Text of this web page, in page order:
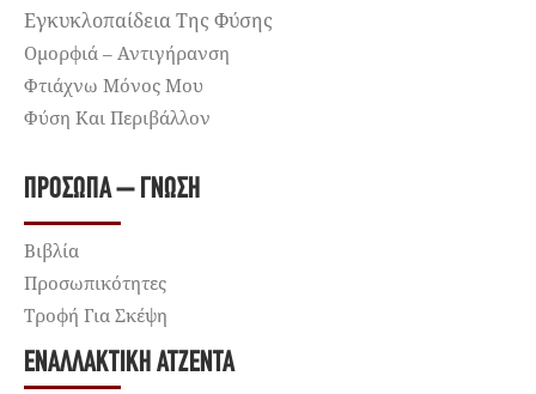
Εγκυκλοπαίδεια Της Φύσης
Ομορφιά – Αντιγήρανση
Φτιάχνω Μόνος Μου
Φύση Και Περιβάλλον
ΠΡΌΣΩΠΑ – ΓΝΏΣΗ
Βιβλία
Προσωπικότητες
Τροφή Για Σκέψη
ΕΝΑΛΛΑΚΤΙΚΉ ΑΤΖΈΝΤΑ